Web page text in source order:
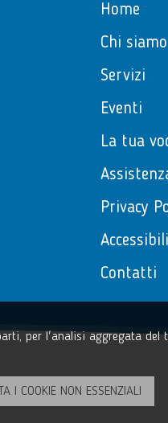
Home
Chi siamo
Servizi
Eventi
La tua
Privacy
Contatti
per l'analisi aggregata
I COOKIE NON ESSENZIALI